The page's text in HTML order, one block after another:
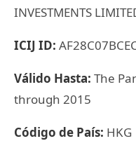
INVESTMENTS
ICIJ ID:
Válido Hasta: The
through 2015
Código de País: HKG